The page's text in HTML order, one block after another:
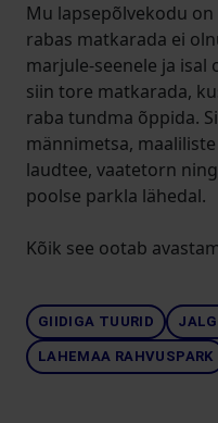
Mu lapsepõlvekodu
rabas matkarada ei
marjule-seenele ja isal
siin tore matkarada,
raba tundma õppida.
männimetsa,
laudtee, vaatetorn
poolse parkla lähedal.
Kõik see ootab
GIIDIGA TUURID
LAHEMAA RAHVUSPARK